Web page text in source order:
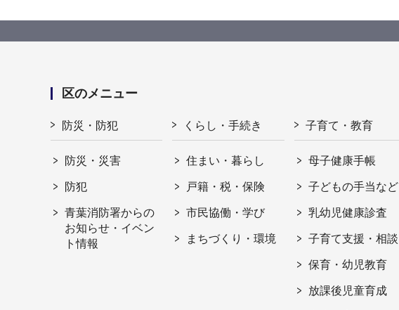
区のメニュー
防災・防犯
防災・災害
防犯
青葉消防署からの
お知らせ・イベン
ト情報
くらし・手続き
住まい・暮らし
戸籍・税・保険
市民協働・学び
まちづくり・環境
子育て・教育
母子健康手帳
子どもの手当など
乳幼児健康診査
子育て支援・相談
保育・幼児教育
放課後児童育成